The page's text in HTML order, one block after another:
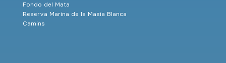
Fondo del Mata
Reserva Marina de la Masia Blanca
Camins